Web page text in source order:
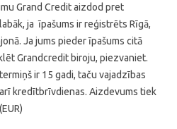
Grand Credit aizdod pret
ja īpašums ir reģistrēts Rīgā,
Ja jums pieder īpašums citā
Grandcredit biroju, piezvaniet.
ir 15 gadi, taču vajadzības
kredītbrīvdienas. Aizdevums tiek